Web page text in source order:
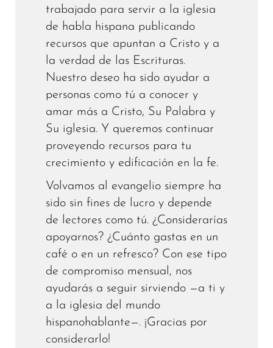
trabajado para servir a la iglesia
de habla hispana publicando
recursos que apuntan a Cristo y a
la verdad de las Escrituras.
Nuestro deseo ha sido ayudar a
personas como tú a conocer y
amar más a Cristo, Su Palabra y
Su iglesia. Y queremos continuar
proveyendo recursos para tu
crecimiento y edificación en la fe.
Volvamos al evangelio siempre ha
sido sin fines de lucro y depende
de lectores como tú. ¿Considerarías
apoyarnos? ¿Cuánto gastas en un
café o en un refresco? Con ese tipo
de compromiso mensual, nos
ayudarás a seguir sirviendo —a ti y
a la iglesia del mundo
hispanohablante—. ¡Gracias por
considerarlo!